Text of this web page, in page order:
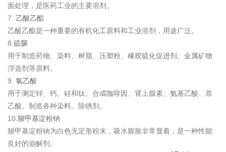
面处理，是医药工业的主要溶剂。
7. 乙酸乙酯
乙酸乙酯是一种重要的有机化工原料和工业溶剂，用途广泛。
8. 硫脲
用于制造药物、染料、树脂、压塑粉、橡胶硫化促进剂、金属矿物
浮选剂等原料。
9. 氯乙酸
用于测定锌、钙、硅和钛。合成咖啡因、肾上腺素、氨基乙酸、萘
乙酸。制造各种染料。除锈剂。
10. 羧甲基淀粉钠
羧甲基淀粉钠为白色无定形粉末，吸水膨胀非常显着，是一种性能
良好的崩解剂。